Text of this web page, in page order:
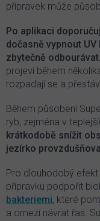
přípravek může
Po aplikaci
dočasně vypnout
zbytečně odbourávat.
projeví během
rozpadají se a
Během působení
ryb, zejména v
krátkodobě snížit
jezírko
Pro dlouhodobý
přípravku podpořit
bakteriemi, které
a omezí návrat řas.